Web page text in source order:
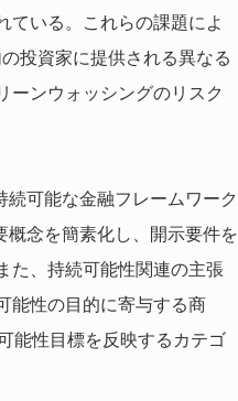
ている。これらの課題によ
投資家に提供される異なる
ーンウォッシングのリスク
可能な金融フレームワーク
念を簡素化し、開示要件を
た、持続可能性関連の主張
能性の目的に寄与する商
能性目標を反映するカテゴ